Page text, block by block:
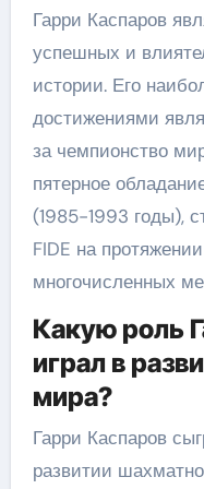
Гарри Каспаров
успешных и
истории. Его
достижениями
за чемпионство
пятерное
(1985-1993 годы),
FIDE на
многочисленных
Какую роль
играл в
мира?
Гарри Каспаров
развитии